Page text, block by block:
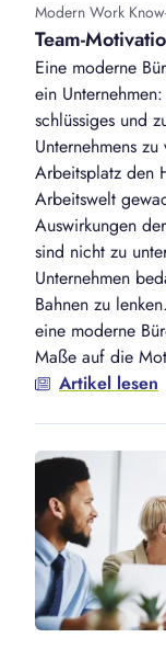
Modern Work
Team-
Eine moderne
ein
schlüssiges und
Unternehmens
Arbeitsplatz den
Arbeitswelt
Auswirkungen
sind nicht zu
Unternehmen
Bahnen zu
eine moderne
Maße auf die
Artikel lesen